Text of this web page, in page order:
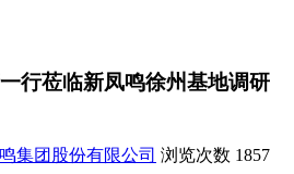
行莅临新凤鸣徐州基地调研
集团股份有限公司 浏览次数 1857